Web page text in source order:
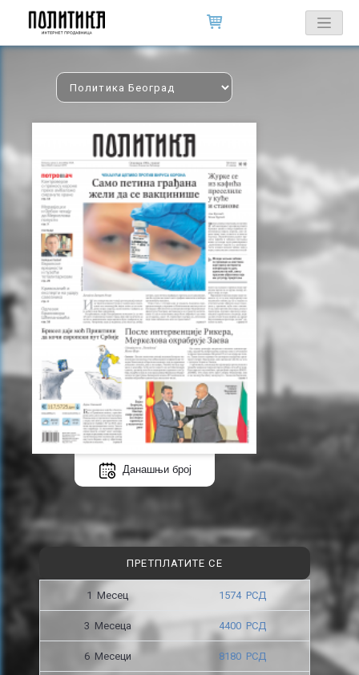
Данашњи број
ПРЕТПЛАТИТЕ СЕ
1 Месец 1574 РСД
3 Месецa 4400 РСД
6 Месеци 8180 РСД